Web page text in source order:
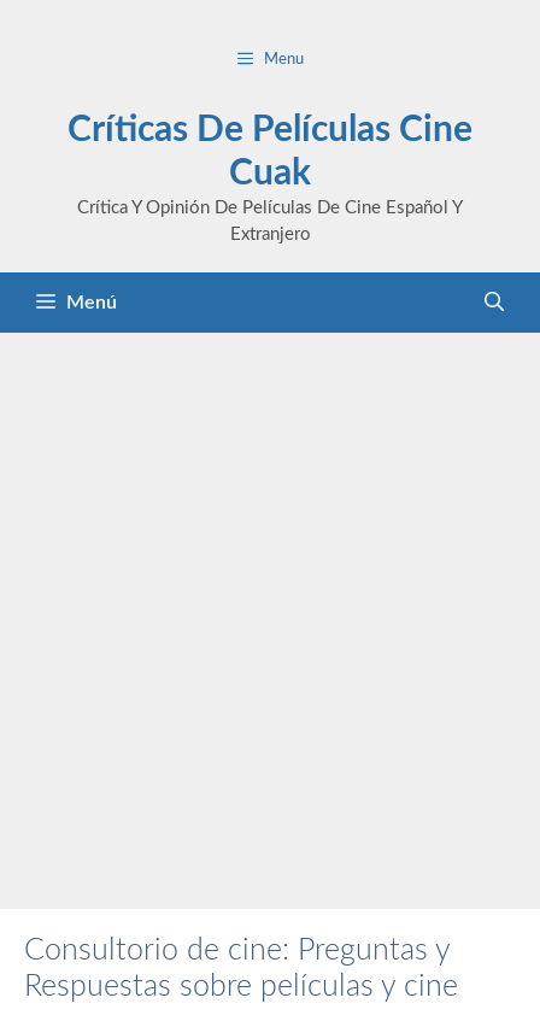
Menu
Críticas De Películas Cine
Cuak
Crítica Y Opinión De Películas De Cine Español Y
Extranjero
Menú
Consultorio de cine: Preguntas y
Respuestas sobre películas y cine